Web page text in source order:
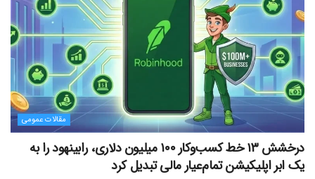
مقالات عمومی
درخشش ۱۳ خط کسب‌وکار ۱۰۰ میلیون دلاری، رابینهود را به
یک ابر اپلیکیشن تمام‌عیار مالی تبدیل کرد